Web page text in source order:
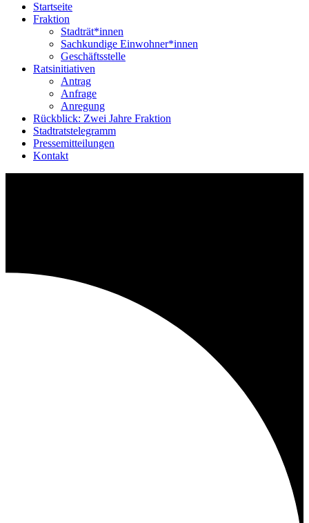
Startseite
Fraktion
Stadträt*innen
Sachkundige Einwohner*innen
Geschäftsstelle
Ratsinitiativen
Antrag
Anfrage
Anregung
Rückblick: Zwei Jahre Fraktion
Stadtratstelegramm
Pressemitteilungen
Kontakt